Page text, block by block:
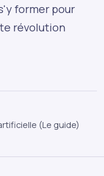
former pour
révolution
(Le guide)